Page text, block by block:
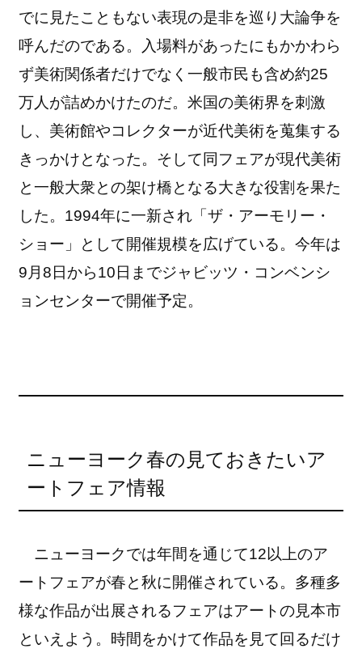
でに見たこともない表現の是非を巡り大論争を
呼んだのである。入場料があったにもかかわら
ず美術関係者だけでなく一般市民も含め約25
万人が詰めかけたのだ。米国の美術界を刺激
し、美術館やコレクターが近代美術を蒐集する
きっかけとなった。そして同フェアが現代美術
と一般大衆との架け橋となる大きな役割を果た
した。1994年に一新され「ザ・アーモリー・
ショー」として開催規模を広げている。今年は
9月8日から10日までジャビッツ・コンベンシ
ョンセンターで開催予定。
ニューヨーク春の見ておきたいア
ートフェア情報
ニューヨークでは年間を通じて12以上のア
ートフェアが春と秋に開催されている。多種多
様な作品が出展されるフェアはアートの見本市
といえよう。時間をかけて作品を見て回るだけ